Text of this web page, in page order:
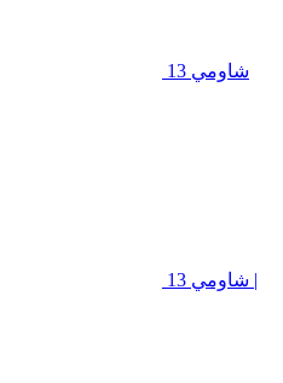
شاومي 13
شاومي 13 |